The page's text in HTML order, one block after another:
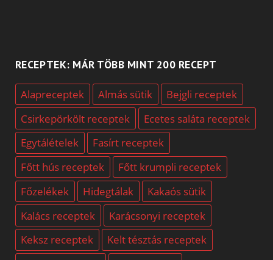
RECEPTEK: MÁR TÖBB MINT 200 RECEPT
Alapreceptek Almás sütik
Bejgli receptek
Csirkepörkölt receptek
Ecetes saláta receptek
Egytálételek
Fasírt receptek
Főtt hús receptek
Főtt krumpli receptek
Főzelékek
Hidegtálak
Kakaós sütik
Kalács receptek
Karácsonyi receptek
Keksz receptek
Kelt tésztás receptek